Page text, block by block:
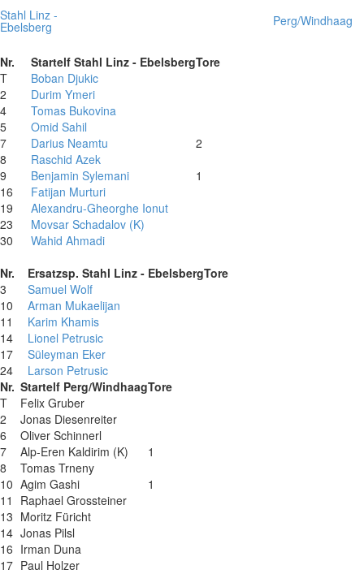
Stahl Linz -
Ebelsberg Perg/Windhaag
Nr. Startelf Stahl Linz - EbelsbergTore
T
Boban Djukic
2
Durim Ymeri
4
Tomas Bukovina
5
Omid Sahil
7
Darius Neamtu
2
8
Raschid Azek
9
Benjamin Sylemani
1
16
Fatijan Murturi
19
Alexandru-Gheorghe Ionut
23
Movsar Schadalov (K)
30
Wahid Ahmadi
Nr.
Ersatzsp. Stahl Linz - EbelsbergTore
3
Samuel Wolf
10
Arman Mukaelijan
11
Karim Khamis
14
Lionel Petrusic
17
Süleyman Eker
24
Larson Petrusic
Nr. Startelf Perg/WindhaagTore
T
Felix Gruber
2
Jonas Diesenreiter
6
Oliver Schinnerl
7
Alp-Eren Kaldirim (K)
1
8
Tomas Trneny
10 Agim Gashi
1
11
Raphael Grossteiner
13 Moritz Füricht
14 Jonas Pilsl
16 Irman Duna
17 Paul Holzer